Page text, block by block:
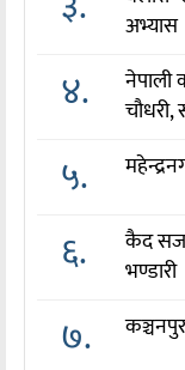
अभ्यास
४.
नेपाली
५.
६.
कैद
भण्डारी
७.